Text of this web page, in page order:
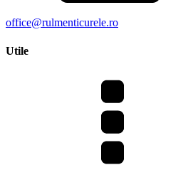
office@rulmenticurele.ro
Utile